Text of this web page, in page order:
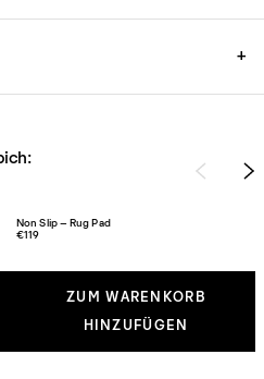
+
Non Slip – Rug Pad
€119
ZUM WARENKORB
HINZUFÜGEN